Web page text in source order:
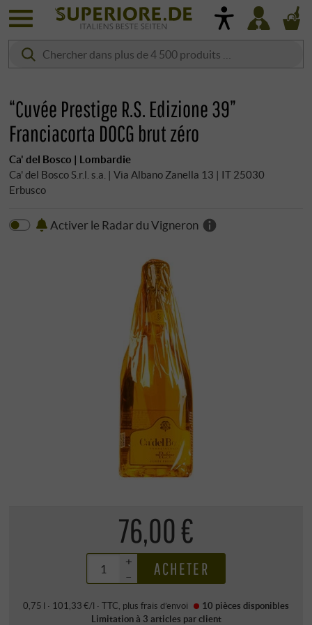
“Cuvée Prestige R.S. Edizione 39”
Franciacorta DOCG brut zéro
Ca' del Bosco | Lombardie
Ca' del Bosco S.r.l. s.a. | Via Albano Zanella 13 | IT 25030
Erbusco
Activer le Radar du Vigneron
76,00 €
+
–
ACHETER
0,75 l · 101,33 €/l ·TTC , plusfrais d’envoi 10 pièces disponibles
Limitation à 3 articles par client